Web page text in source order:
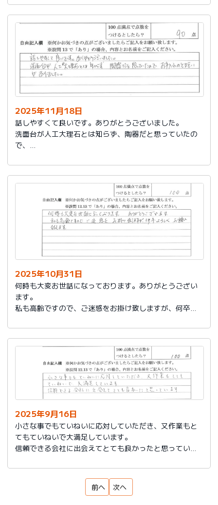
2025年11月18日
話しやすくて良いです。ありがとうございました。
洗面台が人工大理石とは知らず、陶器だと思っていたの
で、
2025年10月31日
何時も大変お世話になっております。ありがとうござい
ます。
私も高齢ですので、ご迷惑をお掛け致しますが、何卒よ
2025年9月16日
小さな事でもていねいに応対していただき、又作業もと
てもていねいで大満足しています。
信頼できる会社に出会えてとても良かったと思っていま
前へ 次へ